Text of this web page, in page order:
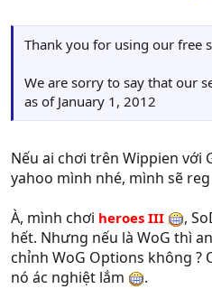
Thank you for using our free
We are sorry to say that our
as of January 1, 2012
Nếu ai chơi trên Wippien với
yahoo mình nhé, mình sẽ
À, mình chơi heroes III
,
hết. Nhưng nếu là WoG thì
chỉnh WoG Options không ?
nó ác nghiệt lắm
.